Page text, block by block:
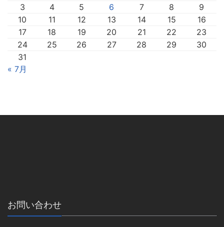
3
4 5 6 7 8
9
10
11 12 13 14 15
16
17
18 19 20 21 22
23
24
25 26 27 28 29
30
31
« 7月
お問い合わせ